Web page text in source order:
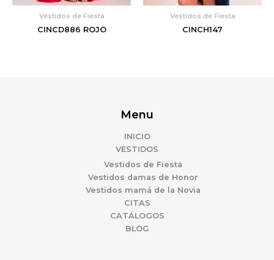
Vestidos de Fiesta
CINCD886 ROJO
Vestidos de Fiesta
CINCH147
Menu
INICIO
VESTIDOS
Vestidos de Fiesta
Vestidos damas de Honor
Vestidos mamá de la Novia
CITAS
CATÁLOGOS
BLOG